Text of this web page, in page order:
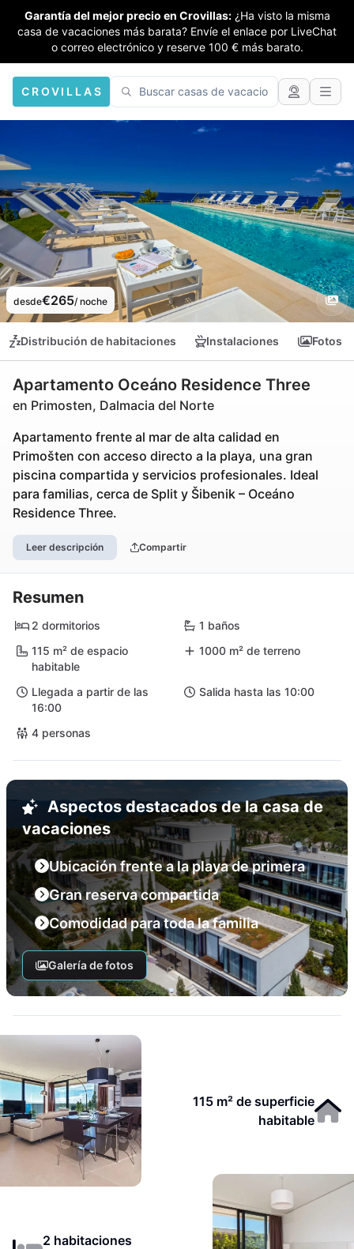
Garantía del mejor precio en Crovillas: ¿Ha visto la misma
casa de vacaciones más barata? Envíe el enlace por LiveChat
o correo electrónico y reserve 100 € más barato.
CROVILLAS
desde€265/ noche
Distribución de habitaciones Instalaciones Fotos
Apartamento Oceáno Residence Three
en Primosten, Dalmacia del Norte
Apartamento frente al mar de alta calidad en
Primošten con acceso directo a la playa, una gran
piscina compartida y servicios profesionales. Ideal
para familias, cerca de Split y Šibenik – Oceáno
Residence Three.
Leer descripción Compartir
Resumen
2 dormitorios
1 baños
115 m² de espacio
habitable
1000 m² de terreno
Llegada a partir de las
16:00
Salida hasta las 10:00
4 personas
Aspectos destacados de la casa de
vacaciones
Ubicación frente a la playa de primera
Gran reserva compartida
Comodidad para toda la familia
Galería de fotos
115 m² de superficie
habitable
2 habitaciones